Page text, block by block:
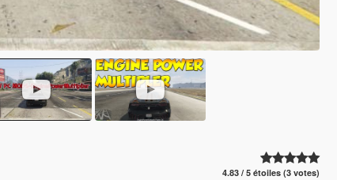
4.83 / 5 étoiles (3 votes)